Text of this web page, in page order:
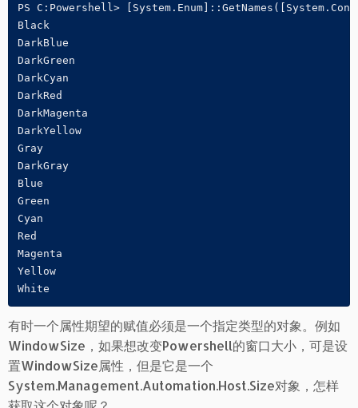
PS C:Powershell>
Black
DarkBlue
DarkGreen
DarkCyan
DarkRed
DarkMagenta
DarkYellow
Gray
DarkGray
Blue
Green
Cyan
Red
Magenta
Yellow
White
有时一个属性期望的赋值必须是一个指定类型的对象。例如
WindowSize，如果想改变Powershell的窗口大小，可是设
置WindowSize属性，但是它是一个
System.Management.Automation.Host.Size对象，怎样